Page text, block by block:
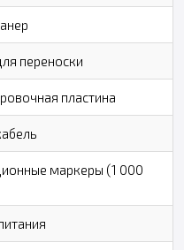
переноски
пластина
маркеры (1 000